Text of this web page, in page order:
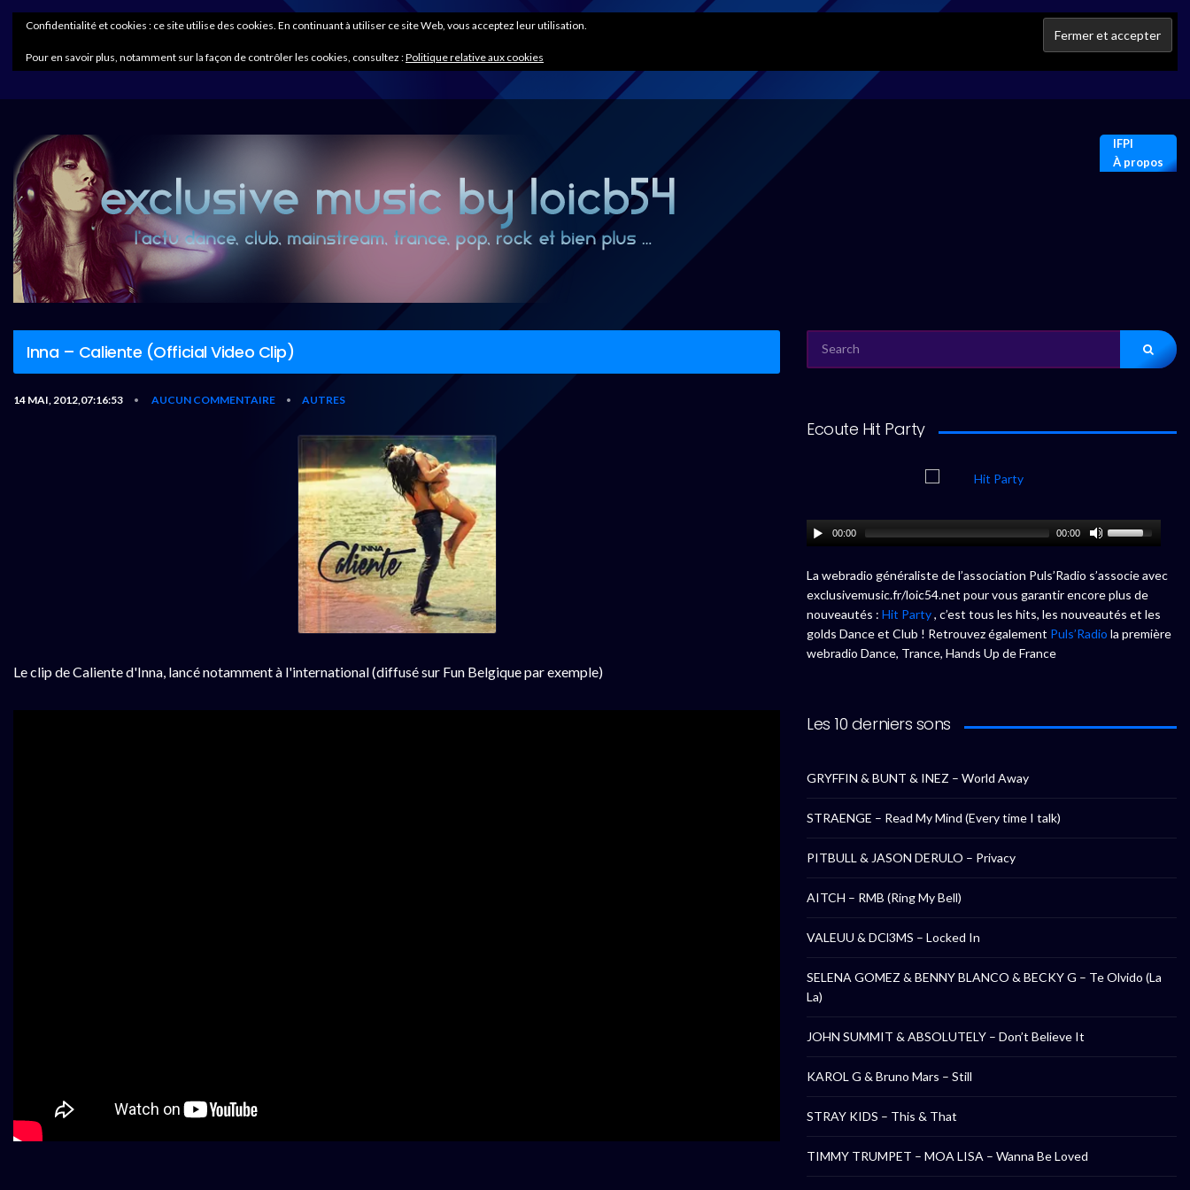
IFPI
À propos
Inna – Caliente (Official Video Clip)
14 MAI, 2012,07:16:53 • AUCUN COMMENTAIRE • AUTRES
Le clip de Caliente d'Inna, lancé notamment à l'international (diffusé sur Fun Belgique par exemple)
FOR:
Ecoute Hit Party
00:00 00:00
La webradio généraliste de l’association Puls’Radio s’associe avec
exclusivemusic.fr/loic54.net pour vous garantir encore plus de
nouveautés : Hit Party, c’est tous les hits, les nouveautés et les
golds Dance et Club ! Retrouvez également Puls’Radio la première
webradio Dance, Trance, Hands Up de France
Les 10 derniers sons
GRYFFIN & BUNT & INEZ – World Away
STRAENGE – Read My Mind (Every time I talk)
PITBULL & JASON DERULO – Privacy
AITCH – RMB (Ring My Bell)
VALEUU & DCl3MS – Locked In
SELENA GOMEZ & BENNY BLANCO & BECKY G – Te Olvido (La
La)
JOHN SUMMIT & ABSOLUTELY – Don’t Believe It
KAROL G & Bruno Mars – Still
STRAY KIDS – This & That
TIMMY TRUMPET – MOA LISA – Wanna Be Loved
Confidentialité et cookies : ce site utilise des cookies. En continuant à utiliser ce site Web, vous acceptez leur utilisation.
Pour en savoir plus, notamment sur la façon de contrôler les cookies, consultez :Politique relative aux cookies